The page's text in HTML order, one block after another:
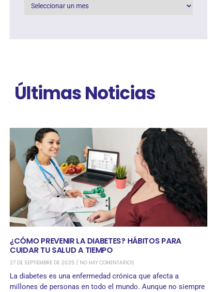
Últimas Noticias
¿CÓMO PREVENIR LA DIABETES? HÁBITOS PARA
CUIDAR TU SALUD A TIEMPO
27 DE SEPTIEMBRE DE 2025 NO HAY COMENTARIOS
La diabetes es una enfermedad crónica que afecta a
millones de personas en todo el mundo. Aunque no siempre